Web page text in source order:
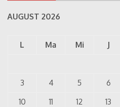
AUGUST 2026
L Ma Mi J
3
4 5 6
10
11 12 13